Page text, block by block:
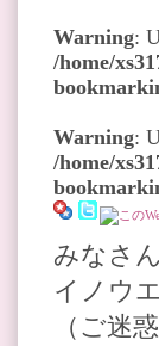
Warning:
/home/
Warning:
/home/
みなさ
イノウ
（ご迷